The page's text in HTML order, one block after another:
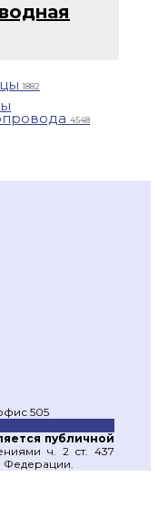
1882
4548
505
публичной
ч. 2 ст. 437
Федерации.